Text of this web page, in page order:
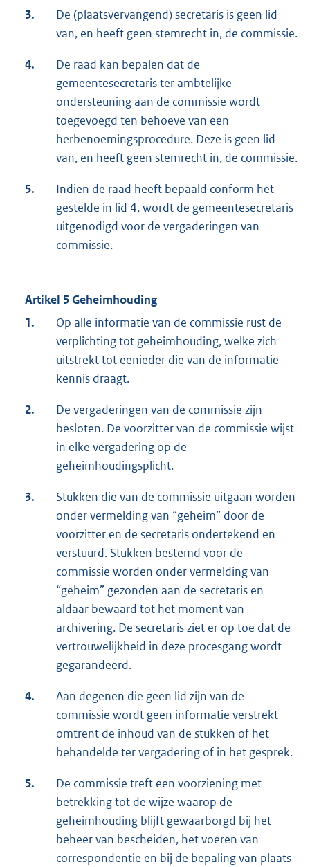
3.
De (plaatsvervangend) secretaris is geen lid
van, en heeft geen stemrecht in, de commissie.
4.
De raad kan bepalen dat de
gemeentesecretaris ter ambtelijke
ondersteuning aan de commissie wordt
toegevoegd ten behoeve van een
herbenoemingsprocedure. Deze is geen lid
van, en heeft geen stemrecht in, de commissie.
5.
Indien de raad heeft bepaald conform het
gestelde in lid 4, wordt de gemeentesecretaris
uitgenodigd voor de vergaderingen van
commissie.
Artikel 5 Geheimhouding
1.
Op alle informatie van de commissie rust de
verplichting tot geheimhouding, welke zich
uitstrekt tot eenieder die van de informatie
kennis draagt.
2.
De vergaderingen van de commissie zijn
besloten. De voorzitter van de commissie wijst
in elke vergadering op de
geheimhoudingsplicht.
3.
Stukken die van de commissie uitgaan worden
onder vermelding van “geheim” door de
voorzitter en de secretaris ondertekend en
verstuurd. Stukken bestemd voor de
commissie worden onder vermelding van
“geheim” gezonden aan de secretaris en
aldaar bewaard tot het moment van
archivering. De secretaris ziet er op toe dat de
vertrouwelijkheid in deze procesgang wordt
gegarandeerd.
4.
Aan degenen die geen lid zijn van de
commissie wordt geen informatie verstrekt
omtrent de inhoud van de stukken of het
behandelde ter vergadering of in het gesprek.
5.
De commissie treft een voorziening met
betrekking tot de wijze waarop de
geheimhouding blijft gewaarborgd bij het
beheer van bescheiden, het voeren van
correspondentie en bij de bepaling van plaats